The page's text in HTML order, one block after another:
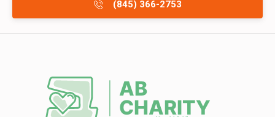
(845) 366-2753